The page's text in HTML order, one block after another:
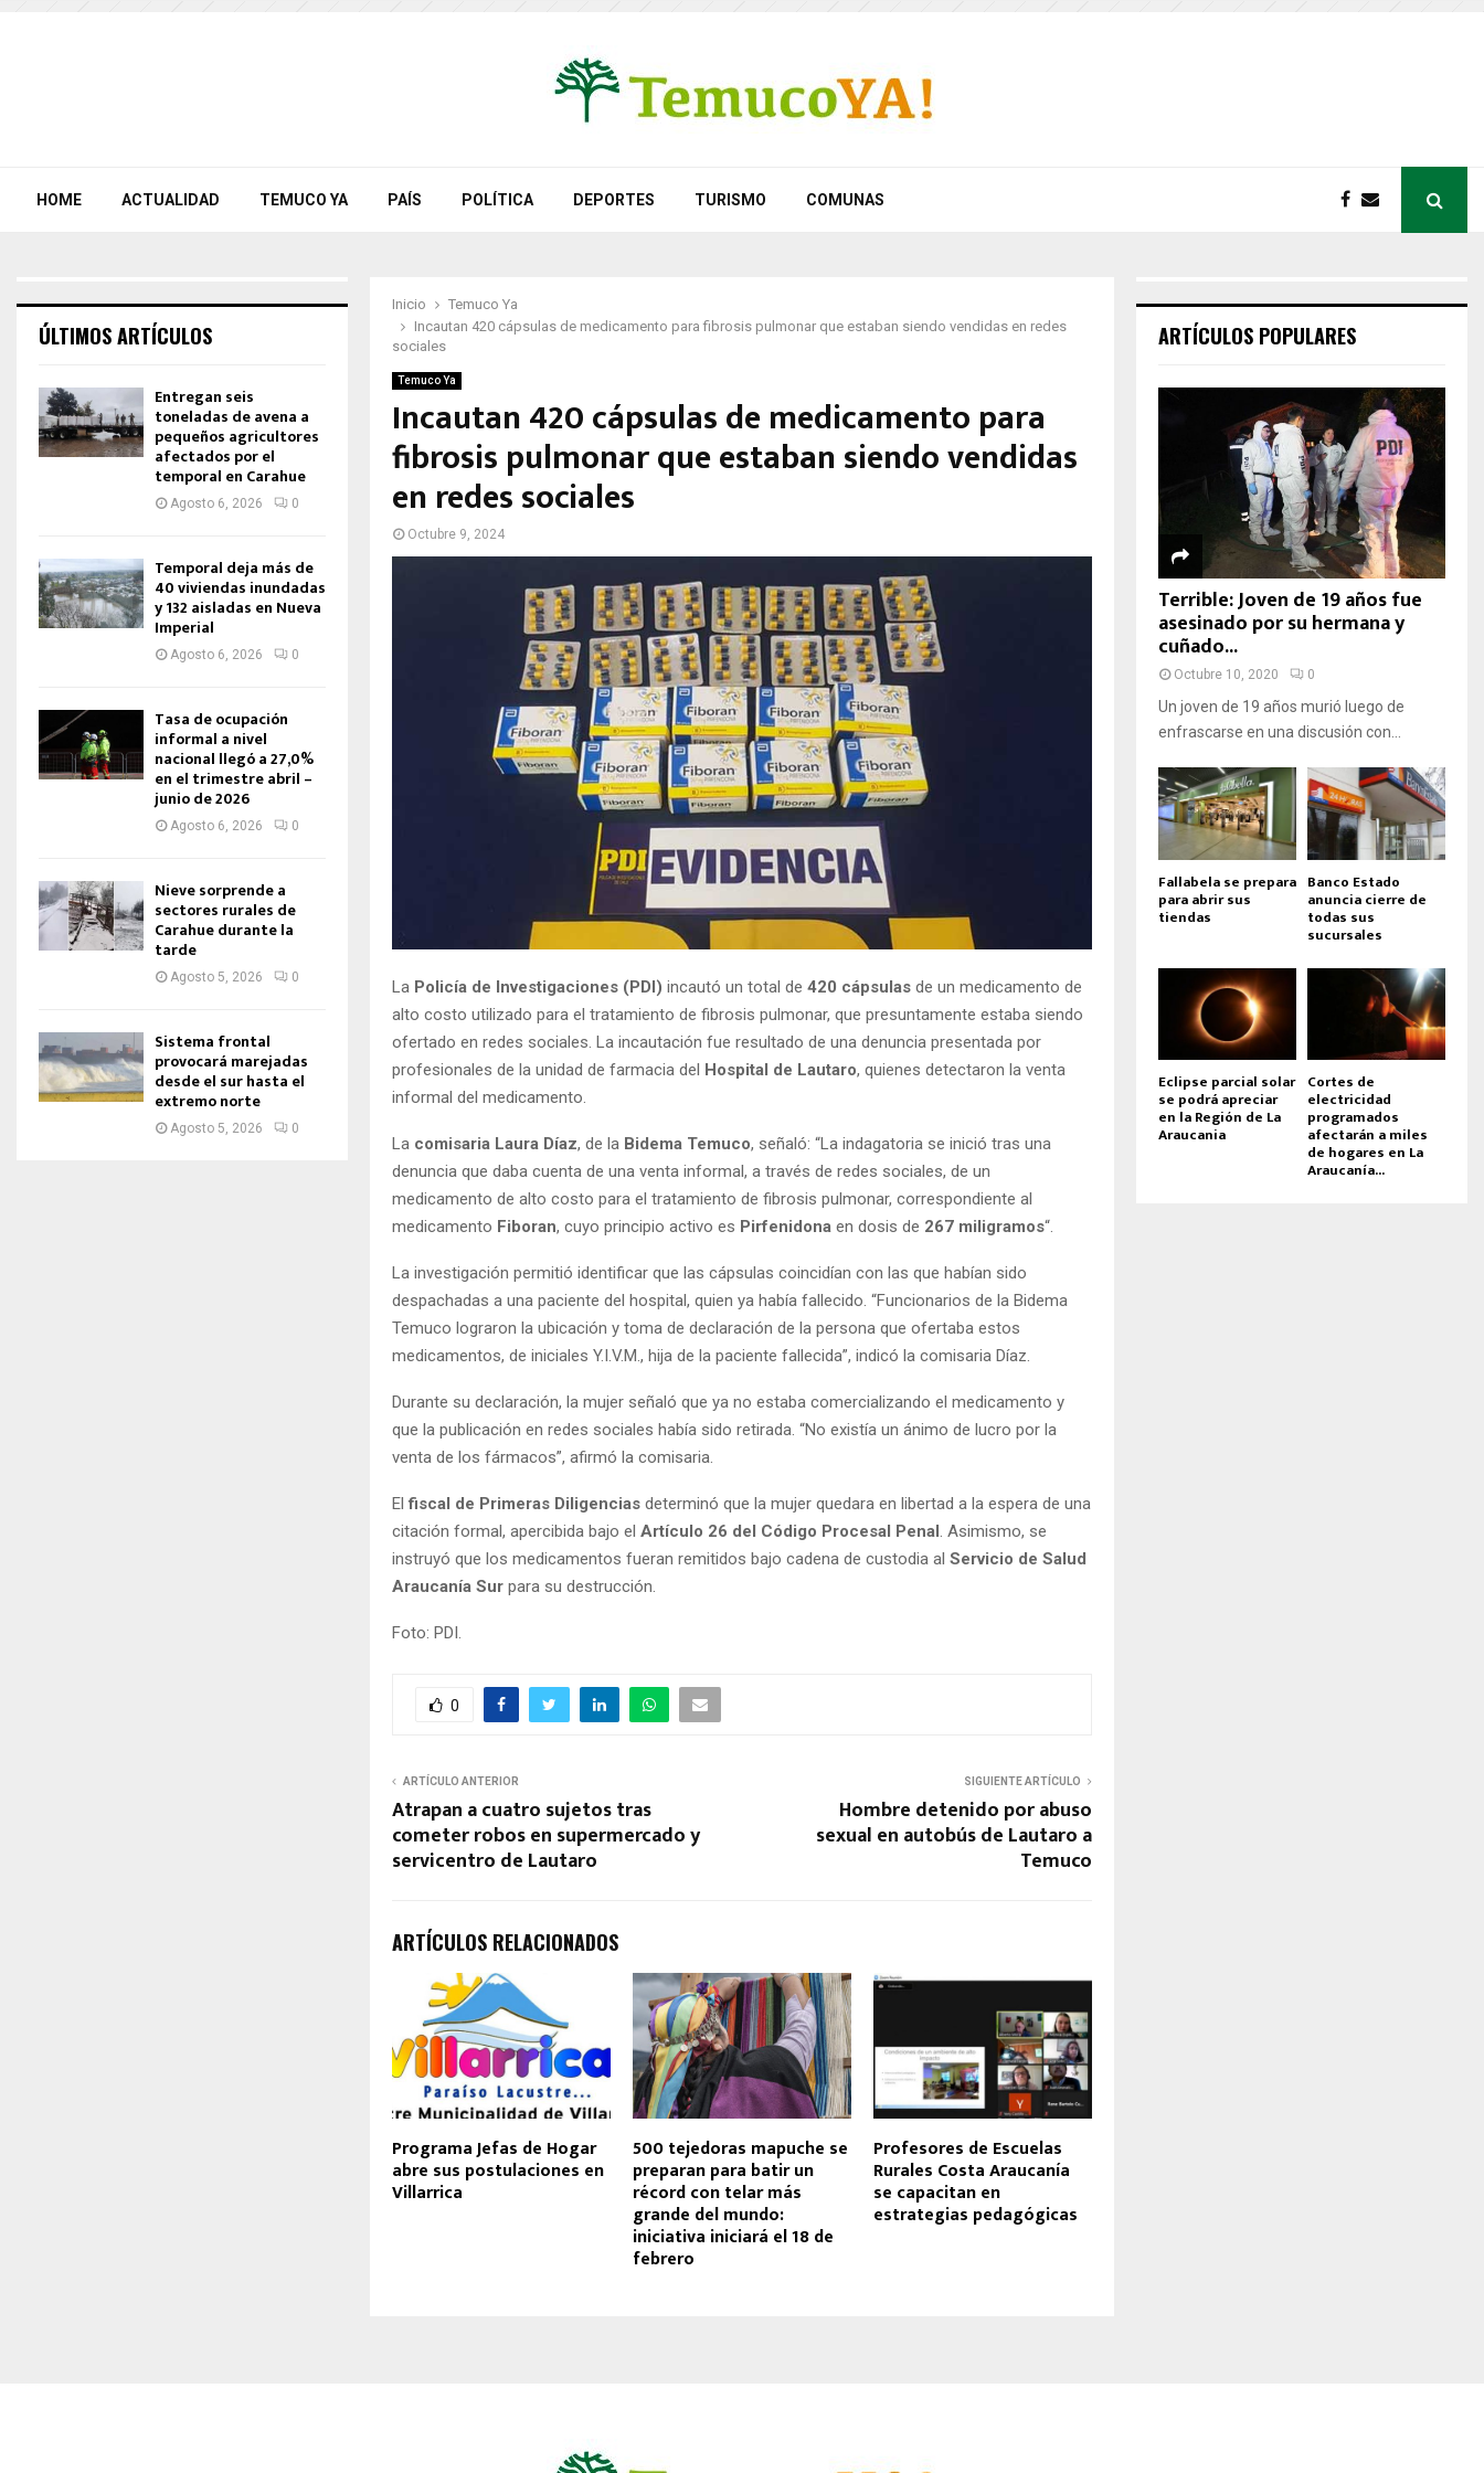
HOME ACTUALIDAD TEMUCO YA PAÍS POLÍTICA DEPORTES TURISMO COMUNAS
Inicio
Temuco Ya
Incautan 420 cápsulas de medicamento para fibrosis pulmonar que estaban siendo vendidas en redes
sociales
Temuco Ya
Incautan 420 cápsulas de medicamento para
fibrosis pulmonar que estaban siendo vendidas
en redes sociales
Octubre 9, 2024
La Policía de Investigaciones (PDI) incautó un total de 420 cápsulas de un medicamento de
alto costo utilizado para el tratamiento de fibrosis pulmonar, que presuntamente estaba siendo
ofertado en redes sociales. La incautación fue resultado de una denuncia presentada por
profesionales de la unidad de farmacia del Hospital de Lautaro, quienes detectaron la venta
informal del medicamento.
La comisaria Laura Díaz, de la Bidema Temuco, señaló: “La indagatoria se inició tras una
denuncia que daba cuenta de una venta informal, a través de redes sociales, de un
medicamento de alto costo para el tratamiento de fibrosis pulmonar, correspondiente al
medicamento Fiboran, cuyo principio activo es Pirfenidona en dosis de 267 miligramos“.
La investigación permitió identificar que las cápsulas coincidían con las que habían sido
despachadas a una paciente del hospital, quien ya había fallecido. “Funcionarios de la Bidema
Temuco lograron la ubicación y toma de declaración de la persona que ofertaba estos
medicamentos, de iniciales Y.I.V.M., hija de la paciente fallecida”, indicó la comisaria Díaz.
Durante su declaración, la mujer señaló que ya no estaba comercializando el medicamento y
que la publicación en redes sociales había sido retirada. “No existía un ánimo de lucro por la
venta de los fármacos”, afirmó la comisaria.
Elfiscal de Primeras Diligencias determinó que la mujer quedara en libertad a la espera de una
citación formal, apercibida bajo el Artículo 26 del Código Procesal Penal. Asimismo, se
instruyó que los medicamentos fueran remitidos bajo cadena de custodia al Servicio de Salud
Araucanía Sur para su destrucción.
Foto: PDI.
0
ARTÍCULO ANTERIOR
Atrapan a cuatro sujetos tras
cometer robos en supermercado y
servicentro de Lautaro
SIGUIENTE ARTÍCULO
Hombre detenido por abuso
sexual en autobús de Lautaro a
Temuco
ARTÍCULOS RELACIONADOS
Programa Jefas de Hogar
abre sus postulaciones en
Villarrica
500 tejedoras mapuche se
preparan para batir un
récord con telar más
grande del mundo:
iniciativa iniciará el 18 de
febrero
Profesores de Escuelas
Rurales Costa Araucanía
se capacitan en
estrategias pedagógicas
ÚLTIMOS ARTÍCULOS
Entregan seis
toneladas de avena a
pequeños agricultores
afectados por el
temporal en Carahue
Agosto 6, 2026 0
Temporal deja más de
40 viviendas inundadas
y 132 aisladas en Nueva
Imperial
Agosto 6, 2026 0
Tasa de ocupación
informal a nivel
nacional llegó a 27,0%
en el trimestre abril –
junio de 2026
Agosto 6, 2026 0
Nieve sorprende a
sectores rurales de
Carahue durante la
tarde
Agosto 5, 2026 0
Sistema frontal
provocará marejadas
desde el sur hasta el
extremo norte
Agosto 5, 2026 0
ARTÍCULOS POPULARES
Terrible: Joven de 19 años fue
asesinado por su hermana y
cuñado...
Octubre 10, 2020 0
Un joven de 19 años murió luego de
enfrascarse en una discusión con...
Fallabela se prepara
para abrir sus
tiendas
Banco Estado
anuncia cierre de
todas sus
sucursales
Eclipse parcial solar
se podrá apreciar
en la Región de La
Araucania
Cortes de
electricidad
programados
afectarán a miles
de hogares en La
Araucanía...